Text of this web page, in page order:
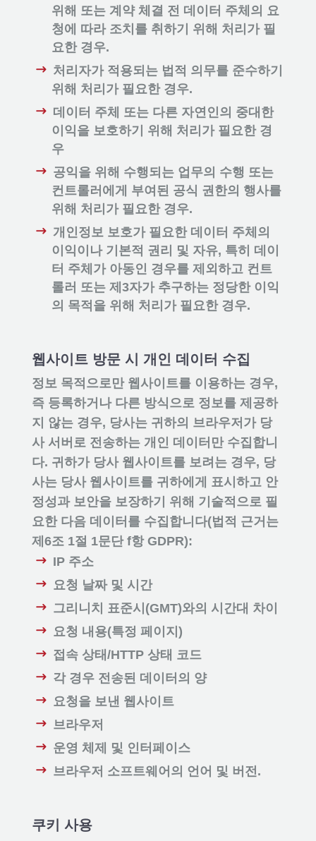
위해 또는 계약 체결 전 데이터 주체의 요
청에 따라 조치를 취하기 위해 처리가 필
요한 경우.
처리자가 적용되는 법적 의무를 준수하기
위해 처리가 필요한 경우.
데이터 주체 또는 다른 자연인의 중대한
이익을 보호하기 위해 처리가 필요한 경
우
공익을 위해 수행되는 업무의 수행 또는
컨트롤러에게 부여된 공식 권한의 행사를
위해 처리가 필요한 경우.
개인정보 보호가 필요한 데이터 주체의
이익이나 기본적 권리 및 자유, 특히 데이
터 주체가 아동인 경우를 제외하고 컨트
롤러 또는 제3자가 추구하는 정당한 이익
의 목적을 위해 처리가 필요한 경우.
웹사이트 방문 시 개인 데이터 수집
정보 목적으로만 웹사이트를 이용하는 경우,
즉 등록하거나 다른 방식으로 정보를 제공하
지 않는 경우, 당사는 귀하의 브라우저가 당
사 서버로 전송하는 개인 데이터만 수집합니
다. 귀하가 당사 웹사이트를 보려는 경우, 당
사는 당사 웹사이트를 귀하에게 표시하고 안
정성과 보안을 보장하기 위해 기술적으로 필
요한 다음 데이터를 수집합니다(법적 근거는
제6조 1절 1문단 f항 GDPR):
IP 주소
요청 날짜 및 시간
그리니치 표준시(GMT)와의 시간대 차이
요청 내용(특정 페이지)
접속 상태/HTTP 상태 코드
각 경우 전송된 데이터의 양
요청을 보낸 웹사이트
브라우저
운영 체제 및 인터페이스
브라우저 소프트웨어의 언어 및 버전.
쿠키 사용